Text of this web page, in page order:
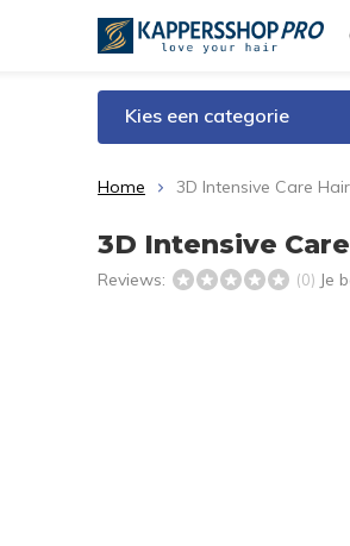
Kies een categorie
Home 3D Intensive Care
3D Intensive
Reviews: (0) Je